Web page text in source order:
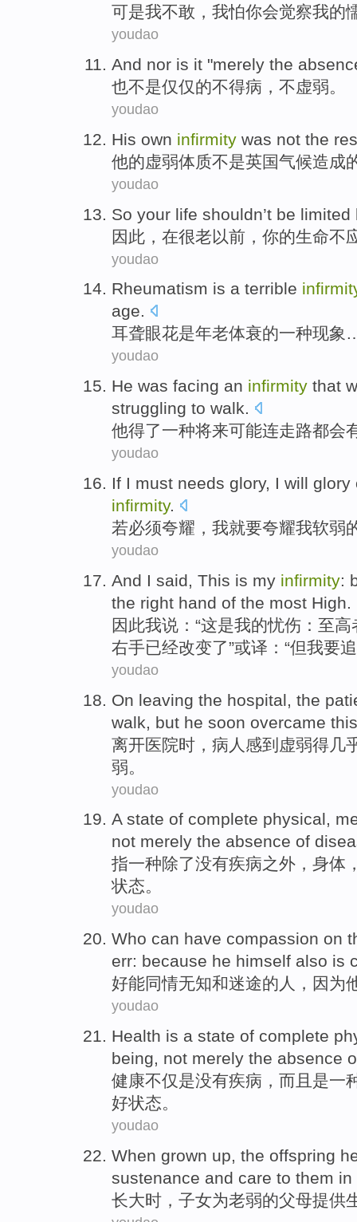
可是我不敢 ，我怕你会觉察我的
youdao
And nor is it "merely the
也不是仅仅的不得病 ，不虚弱。
youdao
His own infirmity was not the
他的虚弱体质不是英国气候造成
youdao
So your life shouldn’t be limited
因此 ，在很老以前， 你的生命不
youdao
Rheumatism is a terrible
age.
耳聋眼花是年老体衰的一种现象
youdao
He was facing an infirmity that
struggling to walk.
他得了一种将来可能连走路都会
youdao
If I must needs glory, I will glory
infirmity.
若必须夸耀 ， 我就要夸耀我软弱
youdao
And I said, This is my infirmity:
the right hand of the most High.
因此我说 ：“这是我的忧伤：至高
右手已经改变了”或译：“但我要
youdao
On leaving the hospital the
walk
but he soon overcame
离开医院时 ， 病人 感到虚弱得 几
弱。
youdao
A state of complete physical,
not merely the absence of
指一种除了没有疾病之外 ， 身体
状态。
youdao
Who can have compassion on
err: because he himself also is
好能同情无知和迷途的 人 ， 因为
youdao
Health is a state of complete
being, not merely the absence
健康不仅是没有疾病 ，而且是一
好状态。
youdao
When grown up, the offspring
sustenance and care to them in
长大时 ， 子女为老弱的父母提供